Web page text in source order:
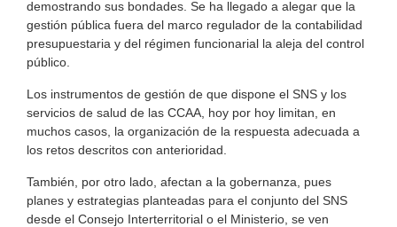
demostrando sus bondades. Se ha llegado a alegar que la
gestión pública fuera del marco regulador de la contabilidad
presupuestaria y del régimen funcionarial la aleja del control
público.
Los instrumentos de gestión de que dispone el SNS y los
servicios de salud de las CCAA, hoy por hoy limitan, en
muchos casos, la organización de la respuesta adecuada a
los retos descritos con anterioridad.
También, por otro lado, afectan a la gobernanza, pues
planes y estrategias planteadas para el conjunto del SNS
desde el Consejo Interterritorial o el Ministerio, se ven